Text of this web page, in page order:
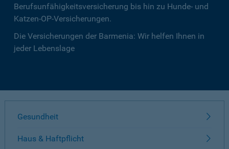
Berufsunfähigkeitsversicherung bis hin zu Hunde- und
Katzen-OP-Versicherungen.
Die Versicherungen der Barmenia: Wir helfen Ihnen in
jeder Lebenslage
Gesundheit
Haus & Haftpflicht